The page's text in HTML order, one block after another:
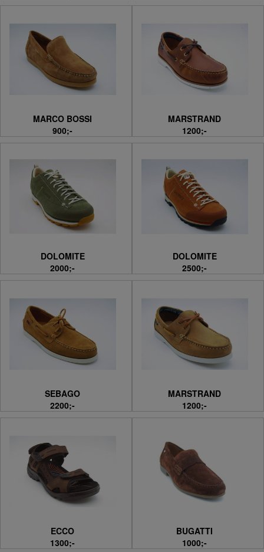
MARCO BOSSI
900;-
MARSTRAND
1200;-
DOLOMITE
2000;-
DOLOMITE
2500;-
SEBAGO
2200;-
MARSTRAND
1200;-
ECCO
1300;-
BUGATTI
1000;-